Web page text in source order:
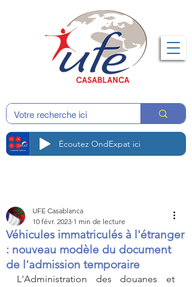
Écoutez OndExpat ici
Véhicules immatriculés à l'étranger
: nouveau modèle du document
de l'admission temporaire
UFE Casablanca
10 févr. 2023 1 min de lecture
L'Administration des douanes et